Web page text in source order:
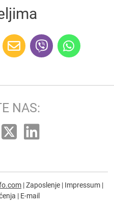
NAS:
|Zaposlenje | Impressum |
| E-mail